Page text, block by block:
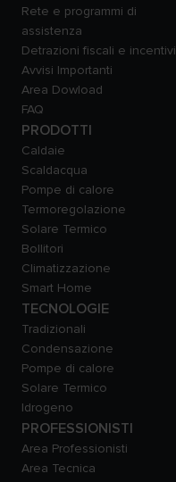
Rete e programmi di
assistenza
Detrazioni fiscali e incentivi
Avvisi Importanti
Area Dowload
FAQ
PRODOTTI
Caldaie
Scaldacqua
Pompe di calore
Termoregolazione
Solare Termico
Bollitori
Climatizzazione
Smart Home
TECNOLOGIE
Tradizionali
Condensazione
Pompe di calore
Solare Termico
Idrogeno
PROFESSIONISTI
Area Professionisti
Area Tecnica